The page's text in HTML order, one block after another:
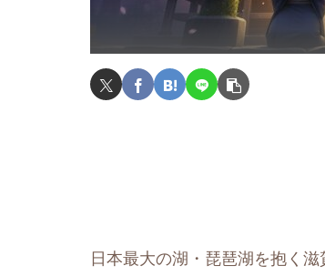
日本最大の湖・琵琶湖を抱く